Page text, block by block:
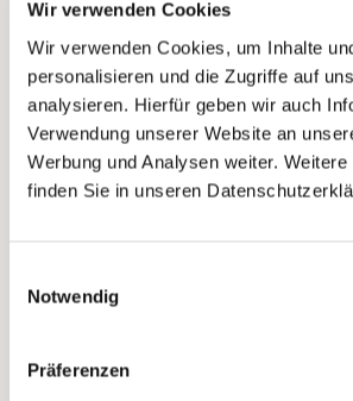
Wir verwenden Cookies
Wir verwenden Cookies, um Inhalte
personalisieren und die Zugriffe auf
analysieren. Hierfür geben wir auch
Verwendung unserer Website an
Werbung und Analysen weiter.
finden Sie in unseren
Notwendig
Präferenzen
deines Shops auf die Vorderseite
mitaufzunehmen. Dies hilft
Medienbruch zu überwinden
Blick auf die Vorderseite aktiv
Rückseite